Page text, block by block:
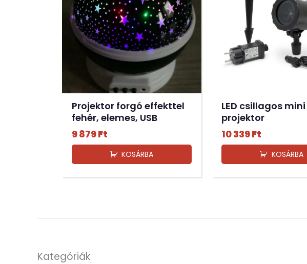
Projektor forgó effekttel
fehér, elemes, USB
9 879Ft
KOSÁRBA
LED csillagos mini
projektor
10 339Ft
KOSÁRBA
Kategóriák